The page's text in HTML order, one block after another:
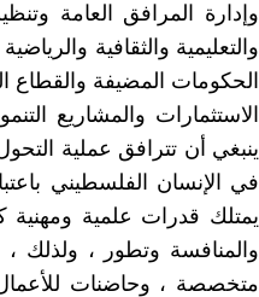
وإدارة المرافق العامة
والتعليمية والثقافية
الحكومات المضيفة
الاستثمارات والمشاريع
ينبغي أن تترافق عملية
في الإنسان الفلسطيني
يمتلك قدرات علمية ومهنية
والمنافسة وتطور ، ولذلك
متخصصة ، وحاضنات